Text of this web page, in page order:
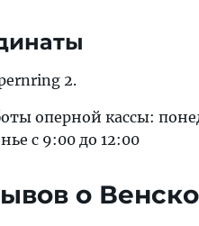
2.
оперной кассы:
с 9:00 до 12:00
о